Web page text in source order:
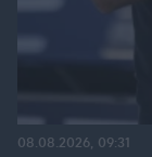
08.08.2026, 09:31